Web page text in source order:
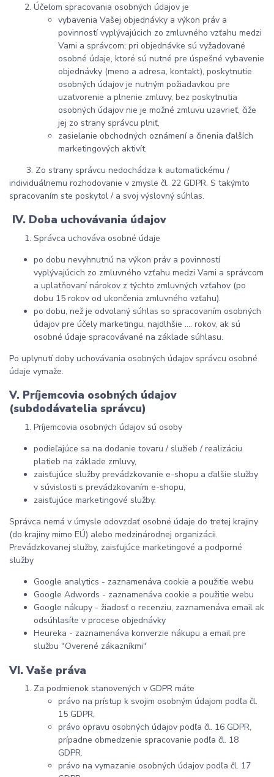
Účelom spracovania osobných údajov je
vybavenia Vašej objednávky a výkon práv a
povinností vyplývajúcich zo zmluvného vzťahu medzi
Vami a správcom; pri objednávke sú vyžadované
osobné údaje, ktoré sú nutné pre úspešné vybavenie
objednávky (meno a adresa, kontakt), poskytnutie
osobných údajov je nutným požiadavkou pre
uzatvorenie a plnenie zmluvy, bez poskytnutia
osobných údajov nie je možné zmluvu uzavrieť, čiže
jej zo strany správcu plniť,
zasielanie obchodných oznámení a činenia ďalších
marketingových aktivít.
3. Zo strany správcu nedochádza k automatickému /
individuálnemu rozhodovanie v zmysle čl. 22 GDPR. S takýmto
spracovaním ste poskytol / a svoj výslovný súhlas.
IV. Doba uchovávania údajov
Správca uchováva osobné údaje
po dobu nevyhnutnú na výkon práv a povinností
vyplývajúcich zo zmluvného vzťahu medzi Vami a správcom
a uplatňovaní nárokov z týchto zmluvných vzťahov (po
dobu 15 rokov od ukončenia zmluvného vzťahu).
po dobu, než je odvolaný súhlas so spracovaním osobných
údajov pre účely marketingu, najdlhšie .... rokov, ak sú
osobné údaje spracovávané na základe súhlasu.
Po uplynutí doby uchovávania osobných údajov správcu osobné
údaje vymaže.
V. Príjemcovia osobných údajov
(subdodávatelia správcu)
Príjemcovia osobných údajov sú osoby
podieľajúce sa na dodanie tovaru / služieb / realizáciu
platieb na základe zmluvy,
zaisťujúce služby prevádzkovanie e-shopu a ďalšie služby
v súvislosti s prevádzkovaním e-shopu,
zaisťujúce marketingové služby.
Správca nemá v úmysle odovzdať osobné údaje do tretej krajiny
(do krajiny mimo EÚ) alebo medzinárodnej organizácii.
Prevádzkovanej služby, zaisťujúce marketingové a podporné
služby
Google analytics - zaznamenáva cookie a použitie webu
Google Adwords - zaznamenáva cookie a použitie webu
Google nákupy - žiadosť o recenziu, zaznamenáva email ak
odsúhlasíte v procese objednávky
Heureka - zaznamenáva konverzie nákupu a email pre
službu "Overené zákazníkmi"
VI. Vaše práva
Za podmienok stanovených v GDPR máte
právo na prístup k svojim osobným údajom podľa čl.
15 GDPR,
právo opravu osobných údajov podľa čl. 16 GDPR,
prípadne obmedzenie spracovanie podľa čl. 18
GDPR.
právo na vymazanie osobných údajov podľa čl. 17